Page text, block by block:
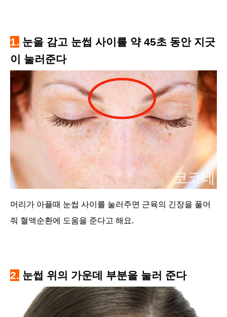
1. 눈을 감고 눈썹 사이를 약 45초 동안 지긋
이 눌러준다
머리가 아플때 눈썹 사이를 눌러주면 근육의 긴장을 풀어
줘 혈액순환에 도움을 준다고 해요.
2. 눈썹 위의 가운데 부분을 눌러 준다